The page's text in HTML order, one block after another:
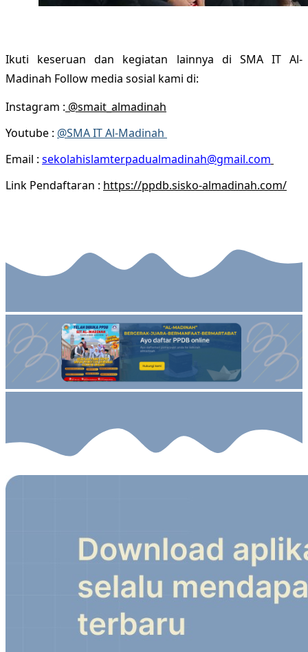
Ikuti keseruan dan kegiatan lainnya di SMA IT Al-
Madinah Follow media sosial kami di:
Instagram : @smait_almadinah
Youtube : @SMA IT Al-Madinah
Email : sekolahislamterpadualmadinah@gmail.com
Link Pendaftaran : https://ppdb.sisko-almadinah.com/